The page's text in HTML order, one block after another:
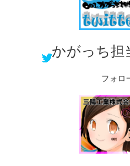
かがっち担
フォロ